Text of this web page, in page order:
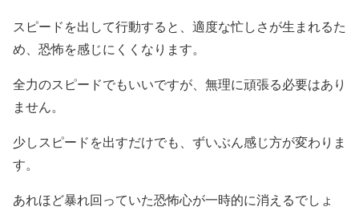
スピードを出して行動すると、適度な忙しさが生まれるた
め、恐怖を感じにくくなります。
全力のスピードでもいいですが、無理に頑張る必要はあり
ません。
少しスピードを出すだけでも、ずいぶん感じ方が変わりま
す。
あれほど暴れ回っていた恐怖心が一時的に消えるでしょ